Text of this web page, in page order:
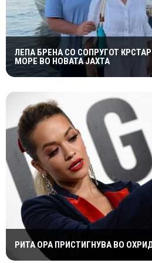
ЛЕПА БРЕНА СО СОПРУГОТ
МОРЕ ВО НОВАТА ЈАХТА
РИТА ОРА ПРИСТИГНУВА ВО